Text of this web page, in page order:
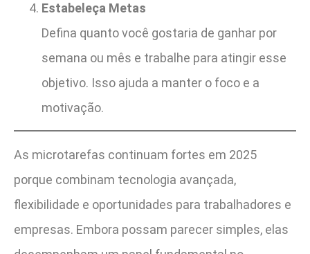
Estabeleça Metas
Defina quanto você gostaria de ganhar por
semana ou mês e trabalhe para atingir esse
objetivo. Isso ajuda a manter o foco e a
motivação.
As microtarefas continuam fortes em 2025
porque combinam tecnologia avançada,
flexibilidade e oportunidades para trabalhadores e
empresas. Embora possam parecer simples, elas